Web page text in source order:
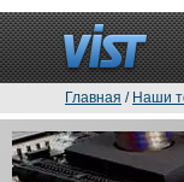
Главная / Наши